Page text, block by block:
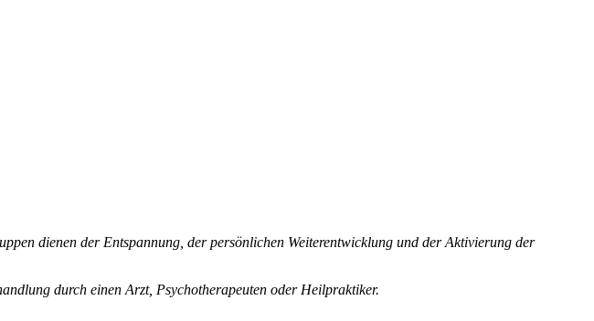
dienen der Entspannung, der persönlichen Weiterentwicklung und der Aktivierung der
durch einen Arzt, Psychotherapeuten oder Heilpraktiker.